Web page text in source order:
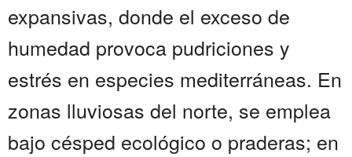
expansivas, donde el exceso de
humedad provoca pudriciones y
estrés en especies mediterráneas. En
zonas lluviosas del norte, se emplea
bajo césped ecológico o praderas; en